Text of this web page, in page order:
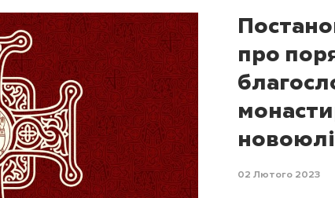
про
02 Лютого 2023